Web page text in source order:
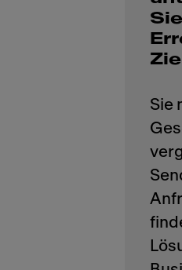
Sie